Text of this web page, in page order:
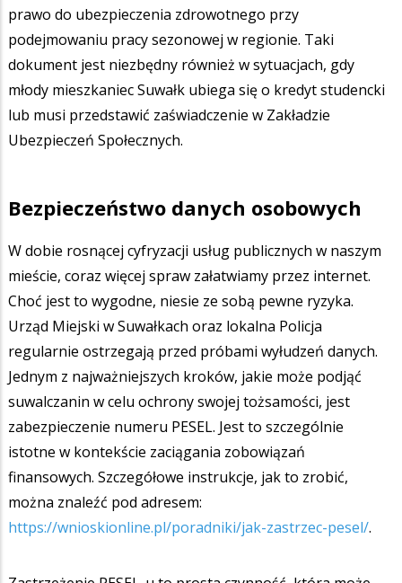
prawo do ubezpieczenia zdrowotnego przy
podejmowaniu pracy sezonowej w regionie. Taki
dokument jest niezbędny również w sytuacjach, gdy
młody mieszkaniec Suwałk ubiega się o kredyt studencki
lub musi przedstawić zaświadczenie w Zakładzie
Ubezpieczeń Społecznych.
Bezpieczeństwo danych osobowych
W dobie rosnącej cyfryzacji usług publicznych w naszym
mieście, coraz więcej spraw załatwiamy przez internet.
Choć jest to wygodne, niesie ze sobą pewne ryzyka.
Urząd Miejski w Suwałkach oraz lokalna Policja
regularnie ostrzegają przed próbami wyłudzeń danych.
Jednym z najważniejszych kroków, jakie może podjąć
suwalczanin w celu ochrony swojej tożsamości, jest
zabezpieczenie numeru PESEL. Jest to szczególnie
istotne w kontekście zaciągania zobowiązań
finansowych. Szczegółowe instrukcje, jak to zrobić,
można znaleźć pod adresem:
https://wnioskionline.pl/poradniki/jak-zastrzec-pesel/.